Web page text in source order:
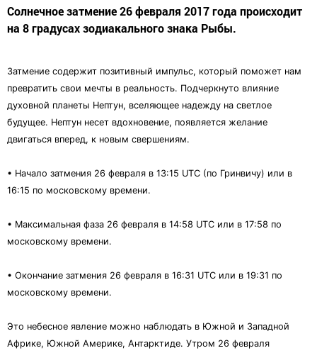
Солнечное затмение 26 февраля 2017 года происходит
на 8 градусах зодиакального знака Рыбы.
Затмение содержит позитивный импульс, который поможет нам
превратить свои мечты в реальность. Подчеркнуто влияние
духовной планеты Нептун, вселяющее надежду на светлое
будущее. Нептун несет вдохновение, появляется желание
двигаться вперед, к новым свершениям.
• Начало затмения 26 февраля в 13:15 UTC (по Гринвичу) или в
16:15 по московскому времени.
• Максимальная фаза 26 февраля в 14:58 UTC или в 17:58 по
московскому времени.
• Окончание затмения 26 февраля в 16:31 UTC или в 19:31 по
московскому времени.
Это небесное явление можно наблюдать в Южной и Западной
Африке, Южной Америке, Антарктиде. Утром 26 февраля